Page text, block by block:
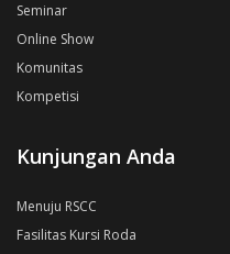
Seminar
Online Show
Komunitas
Kompetisi
Kunjungan Anda
Menuju RSCC
Fasilitas Kursi Roda